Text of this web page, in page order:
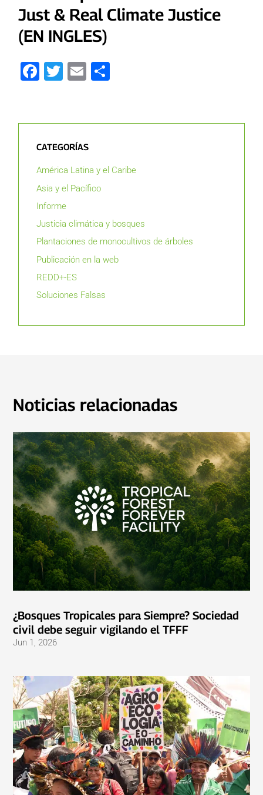
Just & Real Climate Justice
(EN INGLES)
Facebook
Twitter
Email
CATEGORÍAS
América Latina y el Caribe
Asia y el Pacífico
Informe
Justicia climática y bosques
Plantaciones de monocultivos de árboles
Publicación en la web
REDD+-ES
Soluciones Falsas
Noticias relacionadas
¿Bosques Tropicales para Siempre? Sociedad
civil debe seguir vigilando el TFFF
Jun 1, 2026